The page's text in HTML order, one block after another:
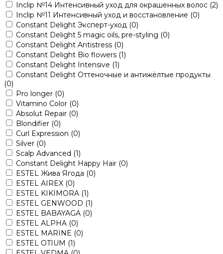
Inclip №14 Интенсивный уход для окрашенных волос (2)
Inclip №11 Интенсивный уход и восстановление (0)
Constant Delight Эксперт-уход (0)
Constant Delight 5 magic oils, pre-styling (0)
Constant Delight Antistress (0)
Constant Delight Bio flowers (1)
Constant Delight Intensive (1)
Constant Delight Оттеночные и антижёлтые продукты
(0)
Pro longer (0)
Vitamino Color (0)
Absolut Repair (0)
Blondifier (0)
Curl Expression (0)
Silver (0)
Scalp Advanced (1)
Constant Delight Happy Hair (0)
ESTEL Жива Ягода (0)
ESTEL AIREX (0)
ESTEL KIKIMORA (1)
ESTEL GENWOOD (1)
ESTEL BABAYAGA (0)
ESTEL ALPHA (0)
ESTEL MARINE (0)
ESTEL OTIUM (1)